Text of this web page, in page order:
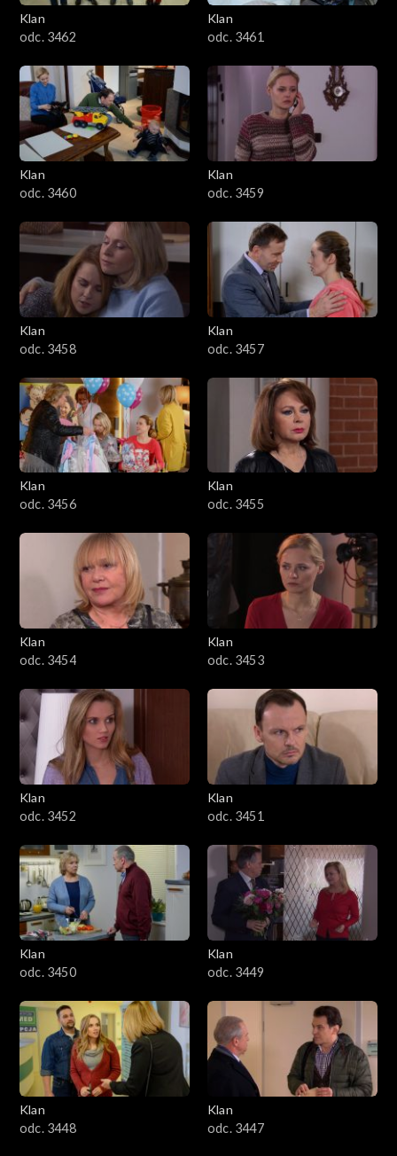
Klan
odc. 3462
Klan
odc. 3461
Klan
odc. 3460
Klan
odc. 3459
Klan
odc. 3458
Klan
odc. 3457
Klan
odc. 3456
Klan
odc. 3455
Klan
odc. 3454
Klan
odc. 3453
Klan
odc. 3452
Klan
odc. 3451
Klan
odc. 3450
Klan
odc. 3449
Klan
odc. 3448
Klan
odc. 3447